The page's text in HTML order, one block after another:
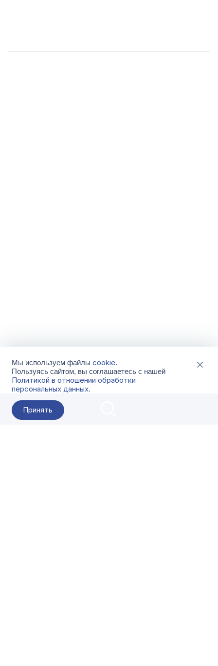
Мы используем файлы cookie.
Пользуясь сайтом, вы соглашаетесь с нашей
Политикой в отношении обработки
персональных данных.
Принять